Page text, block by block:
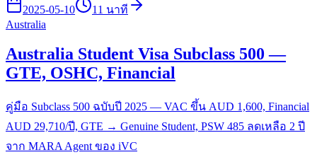
2025-05-10
11 นาที
Australia
Australia Student Visa Subclass 500 —
GTE, OSHC, Financial
คู่มือ Subclass 500 ฉบับปี 2025 — VAC ขึ้น AUD 1,600, Financial
AUD 29,710/ปี, GTE → Genuine Student, PSW 485 ลดเหลือ 2 ปี
จาก MARA Agent ของ iVC